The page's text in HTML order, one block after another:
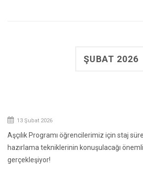
ŞUBAT 2026
13 Şubat 2026
Aşçılık Programı öğrencilerimiz için staj
hazırlama tekniklerinin konuşulacağı
gerçekleşiyor!